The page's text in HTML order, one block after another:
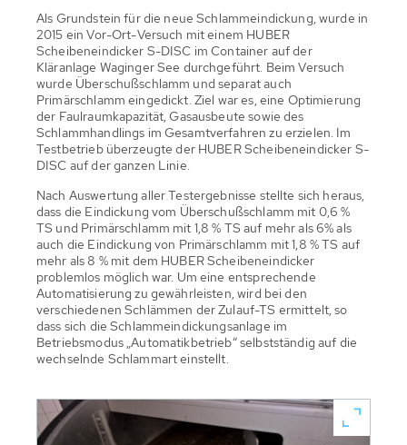
Als Grundstein für die neue Schlammeindickung, wurde in
2015 ein Vor-Ort-Versuch mit einem HUBER
Scheibeneindicker S-DISC im Container auf der
Kläranlage Waginger See durchgeführt. Beim Versuch
wurde Überschußschlamm und separat auch
Primärschlamm eingedickt. Ziel war es, eine Optimierung
der Faulraumkapazität, Gasausbeute sowie des
Schlammhandlings im Gesamtverfahren zu erzielen. Im
Testbetrieb überzeugte der HUBER Scheibeneindicker S-
DISC auf der ganzen Linie.
Nach Auswertung aller Testergebnisse stellte sich heraus,
dass die Eindickung vom Überschußschlamm mit 0,6 %
TS und Primärschlamm mit 1,8 % TS auf mehr als 6% als
auch die Eindickung von Primärschlamm mit 1,8 % TS auf
mehr als 8 % mit dem HUBER Scheibeneindicker
problemlos möglich war. Um eine entsprechende
Automatisierung zu gewährleisten, wird bei den
verschiedenen Schlämmen der Zulauf-TS ermittelt, so
dass sich die Schlammeindickungsanlage im
Betriebsmodus „Automatikbetrieb“ selbstständig auf die
wechselnde Schlammart einstellt.